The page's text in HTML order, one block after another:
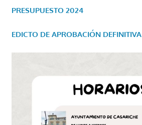
PRESUPUESTO 2024
EDICTO DE APROBACIÓN DEFINITIVA